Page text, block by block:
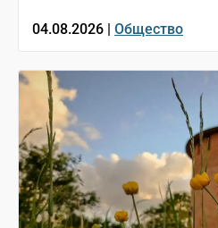
04.08.2026 | Общество